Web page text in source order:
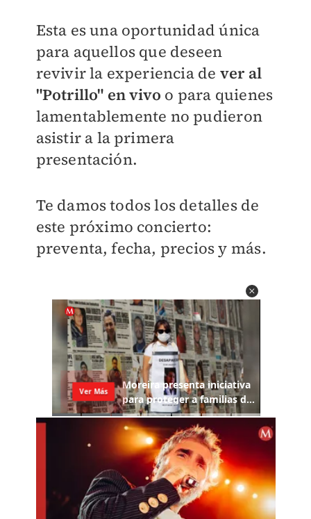
Esta es una oportunidad única
para aquellos que deseen
revivir la experiencia de ver al
"Potrillo" en vivo o para quienes
lamentablemente no pudieron
asistir a la primera
presentación.
Te damos todos los detalles de
este próximo concierto:
preventa, fecha, precios y más.